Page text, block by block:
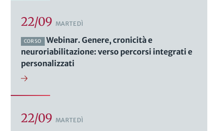
22/09 MARTEDÌ
CORSO
Webinar. Genere, cronicità e
neuroriabilitazione: verso percorsi integrati e
personalizzati
22/09 MARTEDÌ